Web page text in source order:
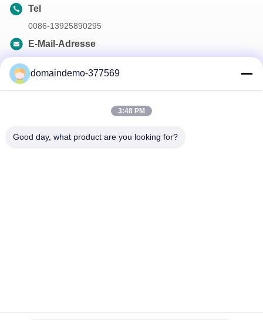
Tel
0086-13925890295
E-Mail-Adresse
domaindemo-377569
3:48 PM
Good day, what product are you looking for?